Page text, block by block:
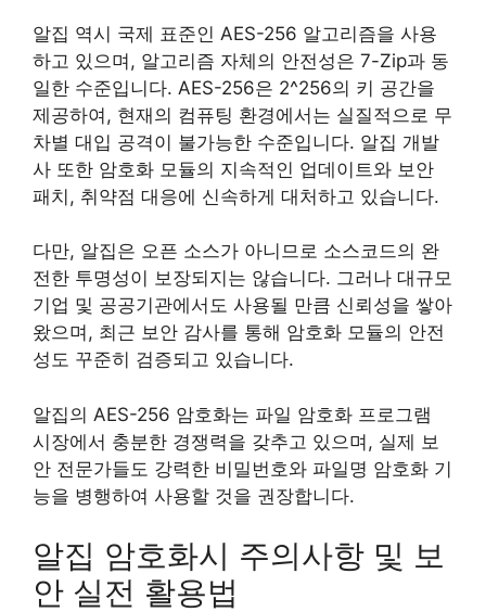
알집 역시 국제 표준인 AES-256 알고리즘을 사용
하고 있으며, 알고리즘 자체의 안전성은 7-Zip과 동
일한 수준입니다. AES-256은 2^256의 키 공간을
제공하여, 현재의 컴퓨팅 환경에서는 실질적으로 무
차별 대입 공격이 불가능한 수준입니다. 알집 개발
사 또한 암호화 모듈의 지속적인 업데이트와 보안
패치, 취약점 대응에 신속하게 대처하고 있습니다.
다만, 알집은 오픈 소스가 아니므로 소스코드의 완
전한 투명성이 보장되지는 않습니다. 그러나 대규모
기업 및 공공기관에서도 사용될 만큼 신뢰성을 쌓아
왔으며, 최근 보안 감사를 통해 암호화 모듈의 안전
성도 꾸준히 검증되고 있습니다.
알집의 AES-256 암호화는 파일 암호화 프로그램
시장에서 충분한 경쟁력을 갖추고 있으며, 실제 보
안 전문가들도 강력한 비밀번호와 파일명 암호화 기
능을 병행하여 사용할 것을 권장합니다.
알집 암호화시 주의사항 및 보
안 실전 활용법